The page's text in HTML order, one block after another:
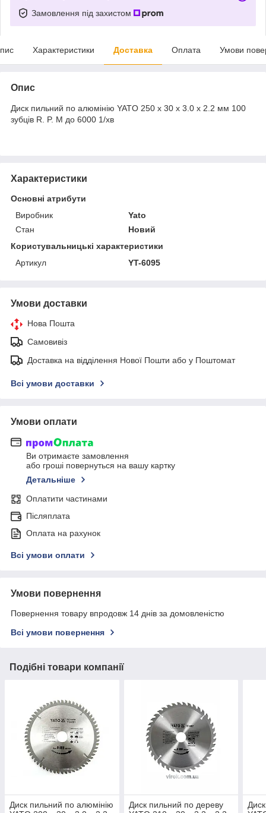
Замовлення під захистом
Характеристики Доставка Оплата Умови
Опис
Диск пильний по алюмінію YATO 250 х 30 х 3.0 x 2.2 мм 100
зубців R. P. M до 6000 1/хв
Характеристики
Основні атрибути
Виробник
Yato
Стан
Новий
Користувальницькі характеристики
Артикул
YT-6095
Умови доставки
Нова Пошта
Самовивіз
Доставка на відділення Нової Пошти або у Поштомат
Всі умови доставки
Умови оплати
Ви отримаєте замовлення
або гроші повернуться на вашу картку
Детальніше
Оплатити частинами
Післяплата
Оплата на рахунок
Всі умови оплати
Умови повернення
Повернення товару впродовж 14 днів за домовленістю
Всі умови повернення
Подібні товари компанії
Диск пильний по алюмінію
Диск пильний по дереву